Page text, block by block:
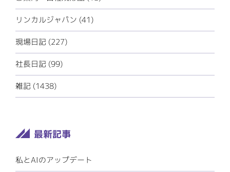
リンカルジャパン (41)
現場日記 (227)
社長日記 (99)
雑記 (1438)
私とAIのアップデート